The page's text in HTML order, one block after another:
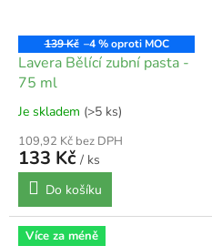
139 Kč –4 %
Lavera Bělící zubní pasta -
75 ml
Je skladem (>5 ks)
109,92 Kč bez DPH
133 Kč / ks
Do košíku
Více za méně